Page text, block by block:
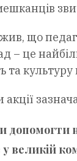
що
– це
та
акції
великій